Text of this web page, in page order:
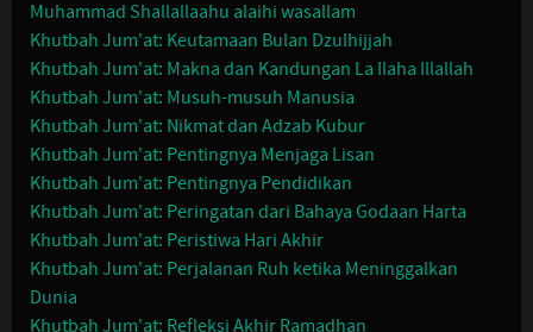
Muhammad Shallallaahu alaihi wasallam
Khutbah Jum'at: Keutamaan Bulan Dzulhijjah
Khutbah Jum'at: Makna dan Kandungan La Ilaha Illallah
Khutbah Jum'at: Musuh-musuh Manusia
Khutbah Jum'at: Nikmat dan Adzab Kubur
Khutbah Jum'at: Pentingnya Menjaga Lisan
Khutbah Jum'at: Pentingnya Pendidikan
Khutbah Jum'at: Peringatan dari Bahaya Godaan Harta
Khutbah Jum'at: Peristiwa Hari Akhir
Khutbah Jum'at: Perjalanan Ruh ketika Meninggalkan
Dunia
Khutbah Jum'at: Refleksi Akhir Ramadhan